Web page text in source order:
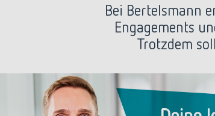
Bei Bertelsmann
Engagements
Trotzdem